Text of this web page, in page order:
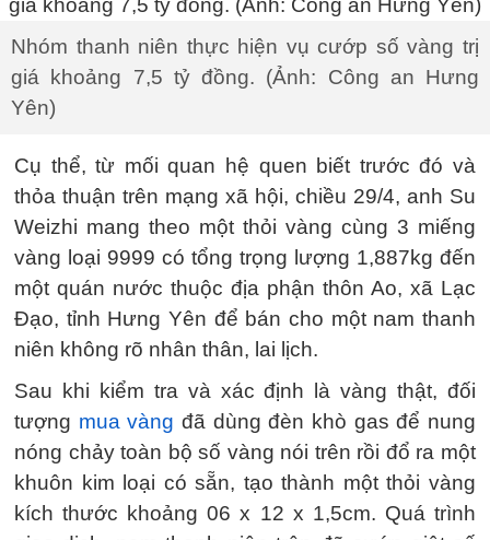
Nhóm thanh niên thực hiện vụ cướp số vàng trị
giá khoảng 7,5 tỷ đồng. (Ảnh: Công an Hưng
Yên)
Cụ thể, từ mối quan hệ quen biết trước đó và
thỏa thuận trên mạng xã hội, chiều 29/4, anh Su
Weizhi mang theo một thỏi vàng cùng 3 miếng
vàng loại 9999 có tổng trọng lượng 1,887kg đến
một quán nước thuộc địa phận thôn Ao, xã Lạc
Đạo, tỉnh Hưng Yên để bán cho một nam thanh
niên không rõ nhân thân, lai lịch.
Sau khi kiểm tra và xác định là vàng thật, đối
tượng mua vàng đã dùng đèn khò gas để nung
nóng chảy toàn bộ số vàng nói trên rồi đổ ra một
khuôn kim loại có sẵn, tạo thành một thỏi vàng
kích thước khoảng 06 x 12 x 1,5cm. Quá trình